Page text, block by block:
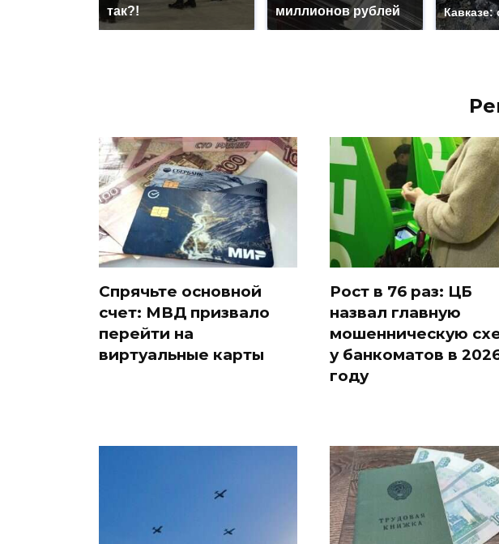
так?!
миллионов рублей
Кавказе:
Спрячьте основной
счет: МВД призвало
перейти на
виртуальные карты
Рост в 76 раз: ЦБ
назвал главную
мошенническую
у банкоматов в
году